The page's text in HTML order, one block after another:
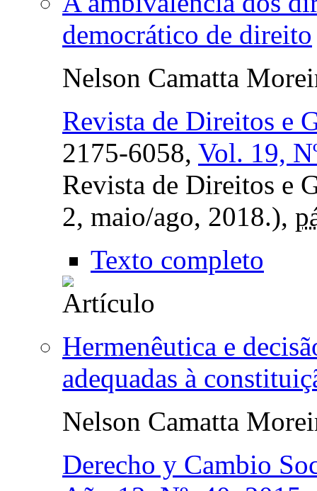
democrático de direito
Nelson Camatta
Revista de Direitos e
2175-6058, Vol. 19,
Revista de Direitos e
2, maio/ago, 2018.),
Texto completo
Hermenêutica e
adequadas à
Nelson Camatta
Derecho y Cambio